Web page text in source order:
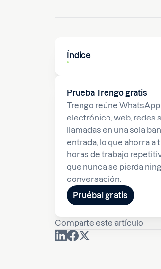
Índice
Prueba Trengo gratis
Trengo reúne
electrónico, web, redes
llamadas en una sola
entrada, lo que ahorra a
horas de trabajo
que nunca se pierda
conversación.
Pruébal gratis
Comparte este artículo